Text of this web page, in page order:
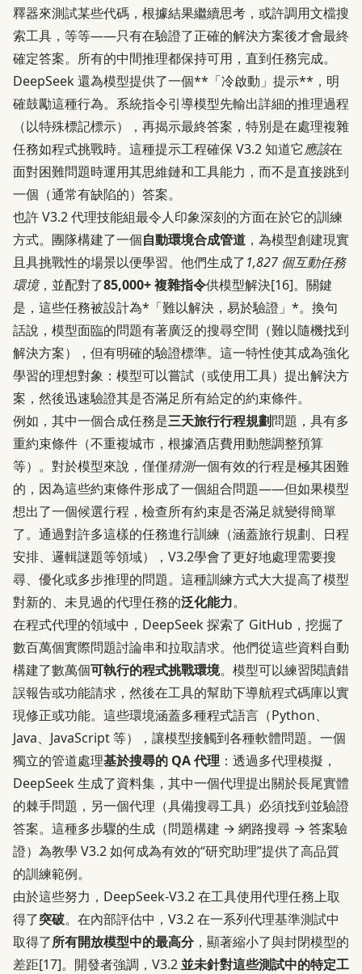
釋器來測試某些代碼，根據結果繼續思考，或許調用文檔搜
索工具，等等——只有在驗證了正確的解決方案後才會最終
確定答案。所有的中間推理都保持可用，直到任務完成。
DeepSeek 還為模型提供了一個**「冷啟動」提示**，明
確鼓勵這種行為。系統指令引導模型先輸出詳細的推理過程
（以特殊標記標示），再揭示最終答案，特別是在處理複雜
任務如程式挑戰時。這種提示工程確保 V3.2 知道它應該在
面對困難問題時運用其思維鏈和工具能力，而不是直接跳到
一個（通常有缺陷的）答案。
也許 V3.2 代理技能組最令人印象深刻的方面在於它的訓練
方式。團隊構建了一個自動環境合成管道 ，為模型創建現實
且具挑戰性的場景以便學習。他們生成了1,827 個互動任務
環境，並配對了85,000+ 複雜指令供模型解決[16]。關鍵
是，這些任務被設計為*「難以解決，易於驗證」*。換句
話說，模型面臨的問題有著廣泛的搜尋空間（難以隨機找到
解決方案），但有明確的驗證標準。這一特性使其成為強化
學習的理想對象：模型可以嘗試（或使用工具）提出解決方
案，然後迅速驗證其是否滿足所有給定的約束條件。
例如，其中一個合成任務是三天旅行行程規劃問題，具有多
重約束條件（不重複城市，根據酒店費用動態調整預算
等）。對於模型來說，僅僅猜測一個有效的行程是極其困難
的，因為這些約束條件形成了一個組合問題——但如果模型
想出了一個候選行程，檢查所有約束是否滿足就變得簡單
了。通過對許多這樣的任務進行訓練（涵蓋旅行規劃、日程
安排、邏輯謎題等領域），V3.2學會了更好地處理需要搜
尋、優化或多步推理的問題。這種訓練方式大大提高了模型
對新的、未見過的代理任務的泛化能力。
在程式代理的領域中，DeepSeek 探索了 GitHub，挖掘了
數百萬個實際問題討論串和拉取請求。他們從這些資料自動
構建了數萬個可執行的程式挑戰環境。模型可以練習閱讀錯
誤報告或功能請求，然後在工具的幫助下導航程式碼庫以實
現修正或功能。這些環境涵蓋多種程式語言（Python、
Java、JavaScript 等），讓模型接觸到各種軟體問題。一個
獨立的管道處理基於搜尋的 QA 代理 ：透過多代理模擬，
DeepSeek 生成了資料集，其中一個代理提出關於長尾實體
的棘手問題，另一個代理（具備搜尋工具）必須找到並驗證
答案。這種多步驟的生成（問題構建 → 網路搜尋 → 答案驗
證）為教學 V3.2 如何成為有效的“研究助理”提供了高品質
的訓練範例。
由於這些努力，DeepSeek-V3.2 在工具使用代理任務上取
得了突破。在內部評估中，V3.2 在一系列代理基準測試中
取得了所有開放模型中的最高分，顯著縮小了與封閉模型的
差距[17]。開發者強調，V3.2並未針對這些測試中的特定工